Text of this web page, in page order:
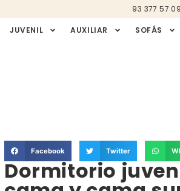
93 377 57 09
JUVENIL AUXILIAR SOFÁS
Facebook Twitter
Dormitorio